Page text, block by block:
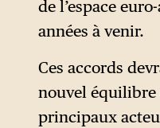
de l’espace
années à venir.
Ces accords
nouvel équilibre
principaux